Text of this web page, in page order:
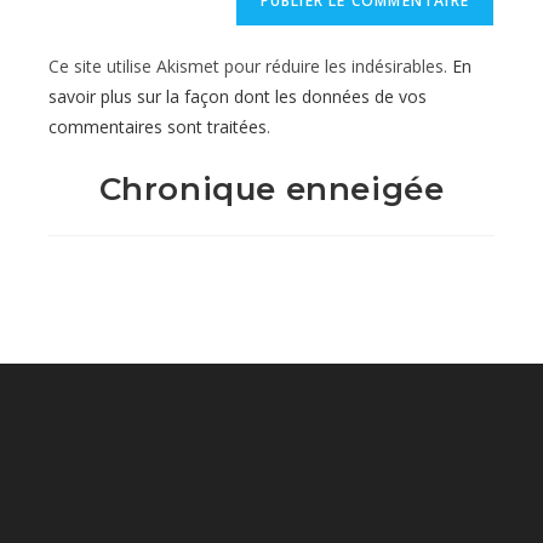
(facultatif)
Ce site utilise Akismet pour réduire les indésirables. En
savoir plus sur la façon dont les données de vos
commentaires sont traitées.
Chronique enneigée